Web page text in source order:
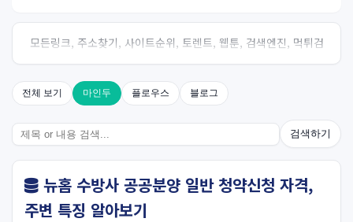
모든링크, 주소찾기, 사이트순위, 토렌트, 웹툰, 검색엔진, 먹튀검
증, 스포츠, 드라마, 커뮤니티 링크사이트! 여기여
전체 보기 마인두 플로우스 블로그
검색하기
뉴홈 수방사 공공분양 일반 청약신청 자격,
주변 특징 알아보기